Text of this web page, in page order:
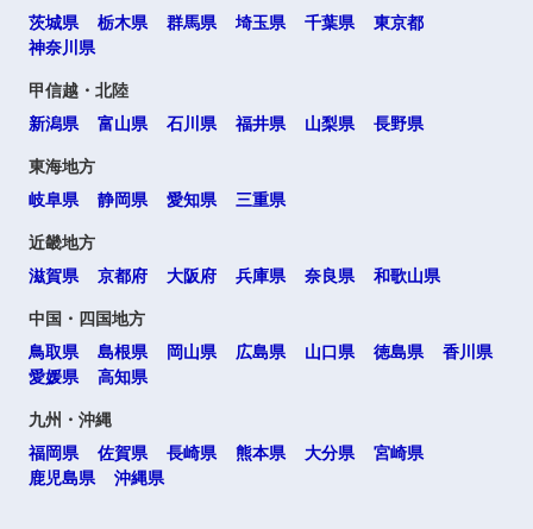
茨城県
栃木県 群馬県 埼玉県 千葉県
東京都
神奈川県
甲信越・北陸
新潟県
富山県 石川県 福井県 山梨県 長野県
東海地方
岐阜県
静岡県 愛知県 三重県
近畿地方
滋賀県
京都府 大阪府 兵庫県 奈良県 和歌山県
中国・四国地方
鳥取県
島根県 岡山県 広島県 山口県 徳島県
香川県
愛媛県
高知県
九州・沖縄
福岡県
佐賀県 長崎県 熊本県 大分県
宮崎県
鹿児島県
沖縄県